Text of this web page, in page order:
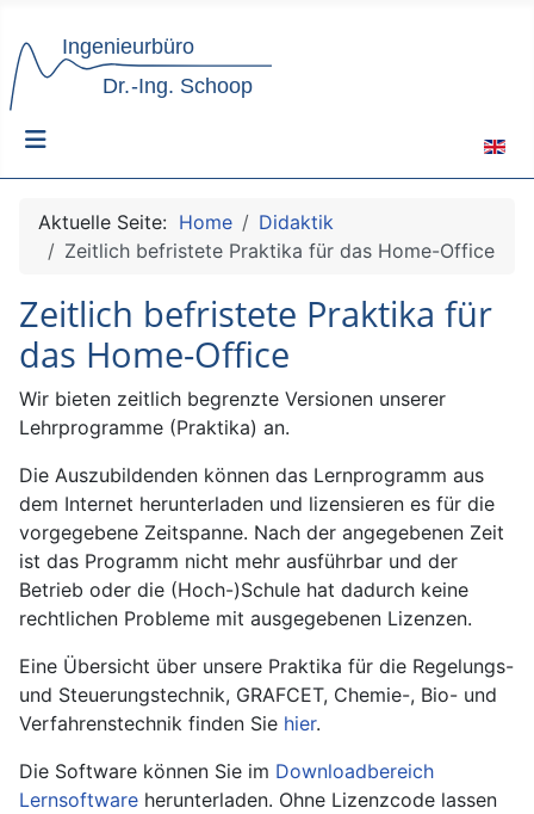
Aktuelle Seite: Home
Didaktik
Zeitlich befristete Praktika für das Home-Office
Zeitlich befristete Praktika für
das Home-Office
Wir bieten zeitlich begrenzte Versionen unserer
Lehrprogramme (Praktika) an.
Die Auszubildenden können das Lernprogramm aus
dem Internet herunterladen und lizensieren es für die
vorgegebene Zeitspanne. Nach der angegebenen Zeit
ist das Programm nicht mehr ausführbar und der
Betrieb oder die (Hoch-)Schule hat dadurch keine
rechtlichen Probleme mit ausgegebenen Lizenzen.
Eine Übersicht über unsere Praktika für die Regelungs-
und Steuerungstechnik, GRAFCET, Chemie-, Bio- und
Verfahrenstechnik finden Sie hier.
Die Software können Sie im Downloadbereich
Lernsoftware herunterladen. Ohne Lizenzcode lassen